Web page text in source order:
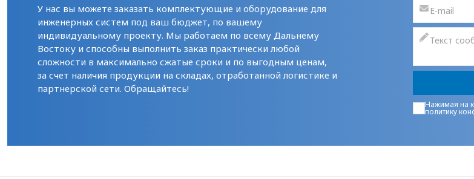
У нас вы можете заказать комплектующие и оборудование для
инженерных систем под ваш бюджет, по вашему
индивидуальному проекту. Мы работаем по всему Дальнему
Востоку и способны выполнить заказ практически любой
сложности в максимально сжатые сроки и по выгодным ценам,
за счет наличия продукции на складах, отработанной логистике и
партнерской сети. Обращайтесь!
Нажимая на
политику